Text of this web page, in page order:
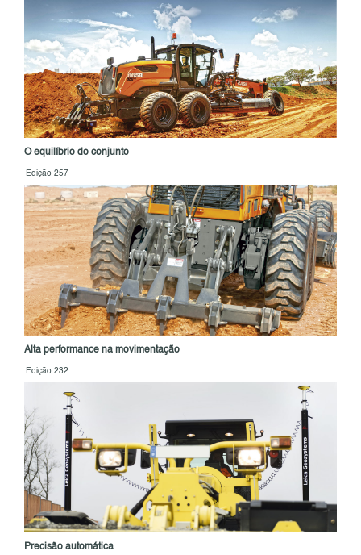
O equilíbrio do conjunto
Edição 257
Alta performance na movimentação
Edição 232
Precisão automática